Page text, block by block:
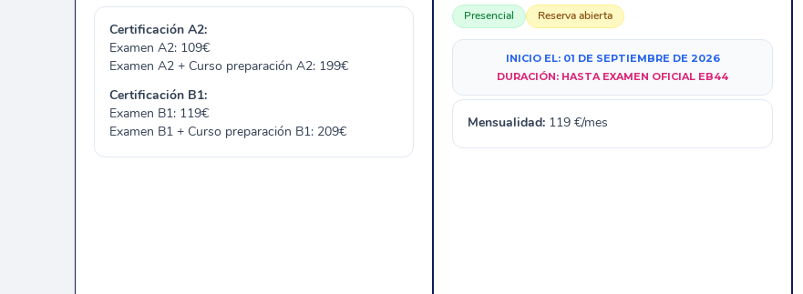
Certificación A2:
Examen A2: 109€
Examen A2 + Curso preparación A2: 199€
Certificación B1:
Examen B1: 119€
Examen B1 + Curso preparación B1: 209€
Presencial Reserva abierta
INICIO EL: 01 DE SEPTIEMBRE DE 2026
DURACIÓN: HASTA EXAMEN OFICIAL EB44
Mensualidad: 119 €/mes